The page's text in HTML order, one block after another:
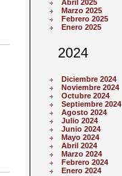
Abril 2025
Marzo 2025
Febrero 2025
Enero 2025
2024
Diciembre 2024
Noviembre 2024
Octubre 2024
Septiembre 2024
Agosto 2024
Julio 2024
Junio 2024
Mayo 2024
Abril 2024
Marzo 2024
Febrero 2024
Enero 2024